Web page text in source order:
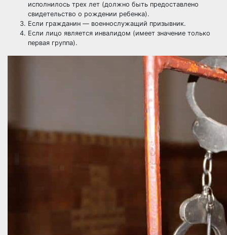
исполнилось трех лет (должно быть предоставлено
свидетельство о рождении ребенка).
Если гражданин — военнослужащий призывник.
Если лицо является инвалидом (имеет значение только
первая группа).